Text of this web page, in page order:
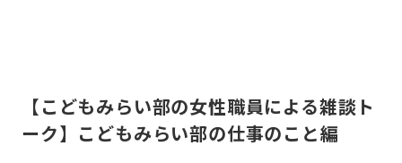
【こどもみらい部の女性職員による雑談ト
ーク】こどもみらい部の仕事のこと編